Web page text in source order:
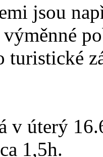
jsou
turistické
v úterý
1,5h.